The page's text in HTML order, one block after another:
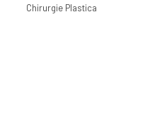
Chirurgie Plastica